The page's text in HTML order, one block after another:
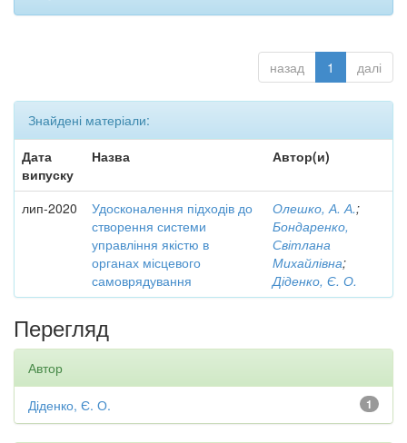
назад 1 далі
Знайдені матеріали:
Дата
випуску
Назва Автор(и)
лип-2020
Удосконалення підходів до
створення системи
управління якістю в
органах місцевого
самоврядування
Олешко, А. А.;
Бондаренко,
Світлана
Михайлівна;
Діденко, Є. О.
Перегляд
Автор
1
Діденко, Є. О.